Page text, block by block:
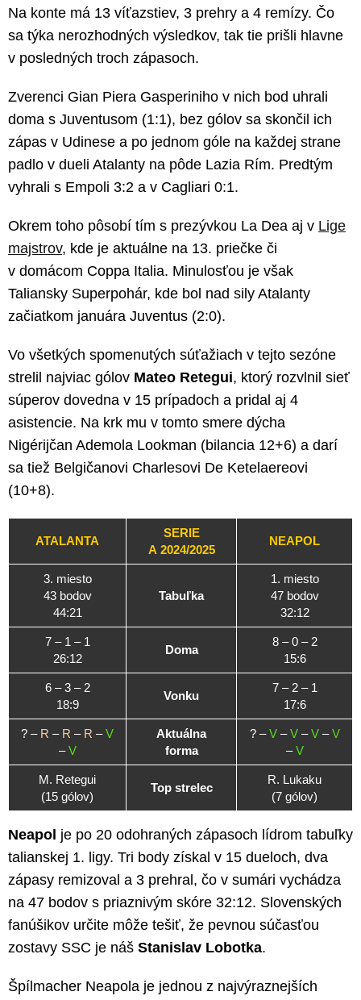
Na konte má 13 víťazstiev, 3 prehry a 4 remízy. Čo
sa týka nerozhodných výsledkov, tak tie prišli hlavne
v posledných troch zápasoch.
Zverenci Gian Piera Gasperiniho v nich bod uhrali
doma s Juventusom (1:1), bez gólov sa skončil ich
zápas v Udinese a po jednom góle na každej strane
padlo v dueli Atalanty na pôde Lazia Rím. Predtým
vyhrali s Empoli 3:2 a v Cagliari 0:1.
Okrem toho pôsobí tím s prezývkou La Dea aj v Lige
majstrov, kde je aktuálne na 13. priečke či
v domácom Coppa Italia. Minulosťou je však
Taliansky Superpohár, kde bol nad sily Atalanty
začiatkom januára Juventus (2:0).
Vo všetkých spomenutých súťažiach v tejto sezóne
strelil najviac gólov Mateo Retegui, ktorý rozvlnil sieť
súperov dovedna v 15 prípadoch a pridal aj 4
asistencie. Na krk mu v tomto smere dýcha
Nigérijčan Ademola Lookman (bilancia 12+6) a darí
sa tiež Belgičanovi Charlesovi De Ketelaereovi
(10+8).
ATALANTA
SERIE
A 2024/2025
NEAPOL
3. miesto
43 bodov
44:21
Tabuľka
1. miesto
47 bodov
32:12
7 – 1 – 1
26:12
Doma
8 – 0 – 2
15:6
6 – 3 – 2
18:9
Vonku
7 – 2 – 1
17:6
? – R – R – R –V
–V
Aktuálna
forma
? –V–V–V–V
–V
M. Retegui
(15 gólov)
Top strelec
R. Lukaku
(7 gólov)
Neapol je po 20 odohraných zápasoch lídrom tabuľky
talianskej 1. ligy. Tri body získal v 15 dueloch, dva
zápasy remizoval a 3 prehral, čo v sumári vychádza
na 47 bodov s priaznivým skóre 32:12. Slovenských
fanúšikov určite môže tešiť, že pevnou súčasťou
zostavy SSC je náš Stanislav Lobotka.
Špílmacher Neapola je jednou z najvýraznejších